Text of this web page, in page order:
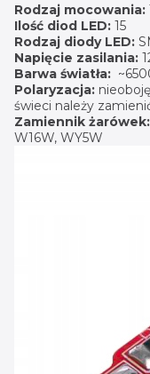
Rodzaj mocowania:
Ilość diod LED: 15
Rodzaj diody LED:
Napięcie zasilania:
Barwa światła:
Polaryzacja:
świeci należy
Zamiennik żarówek:
W16W, WY5W